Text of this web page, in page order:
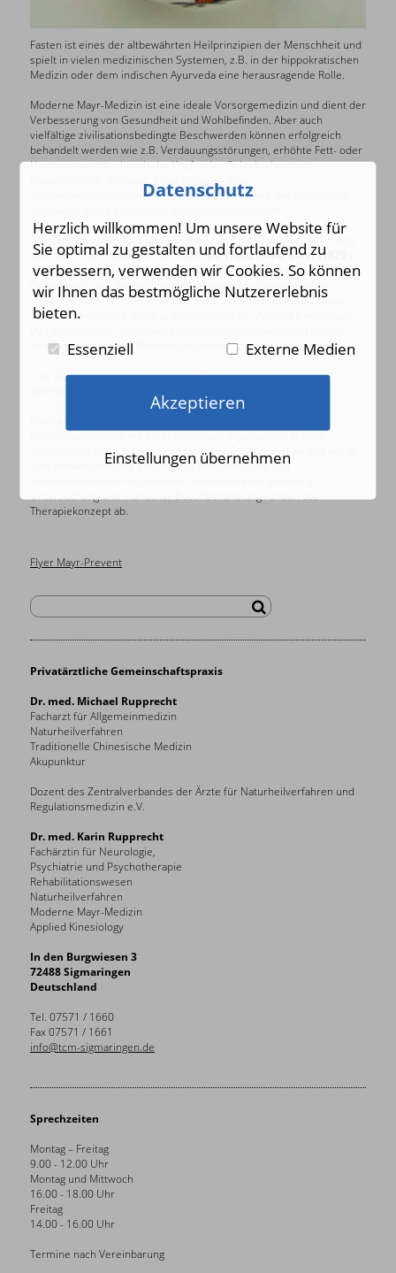
Fasten ist eines der altbewährten Heilprinzipien der Menschheit und
spielt in vielen medizinischen Systemen, z.B. in der hippokratischen
Medizin oder dem indischen Ayurveda eine herausragende Rolle.
Moderne Mayr-Medizin ist eine ideale Vorsorgemedizin und dient der
Verbesserung von Gesundheit und Wohlbefinden. Aber auch
vielfältige zivilisationsbedingte Beschwerden können erfolgreich
behandelt werden wie z.B. Verdauungsstörungen, erhöhte Fett- oder
Harnsäurewerte, chronische Kopf- oder Gelenkschmerzen,
Verstimmungszustände. Eine Mayr-Therapie dient der Gesundung,
Semmeln“. Der österreichische ArztDr. Franz Xaver Mayr (1875 –
1965)entwickelte eine sehr differenzierte „Diagnostik der
Gesundheit“, mit deren Hilfe auch Vorstadien von Krankheiten
erfasst werden können. Ergänzend werden Laboruntersuchungen
sowie diagnostische Abklärungen mit Hilfe der Applied Kinesiology
werden vor der Mayr-Therapie diagnostiziert und berücksichtigt.
Eine Darmreinigung kann auch von Berufstätigen ambulant
Intensivbehandlung mit einer individuell angepassten ärztlich
verordneten Diät. In dieser Zeit führt der Patient sanft ab und erhält
eine bedarfsgerechte Verordnung von Mineralien und
Therapiekonzept ab.
Flyer Mayr-Prevent
Privatärztliche Gemeinschaftspraxis
Dr. med. Michael Rupprecht
Facharzt für Allgemeinmedizin
Naturheilverfahren
Traditionelle Chinesische Medizin
Akupunktur
Dozent des Zentralverbandes der Ärzte für Naturheilverfahren und
Regulationsmedizin e.V.
Dr. med. Karin Rupprecht
Fachärztin für Neurologie,
Psychiatrie und Psychotherapie
Rehabilitationswesen
Naturheilverfahren
Moderne Mayr-Medizin
Applied Kinesiology
In den Burgwiesen 3
72488 Sigmaringen
Deutschland
Tel. 07571 / 1660
Fax 07571 / 1661
info@tcm-sigmaringen.de
Sprechzeiten
Montag – Freitag
9.00 - 12.00 Uhr
Montag und Mittwoch
16.00 - 18.00 Uhr
Freitag
14.00 - 16.00 Uhr
Termine nach Vereinbarung
Datenschutz
Herzlich willkommen! Um unsere Website für
Sie optimal zu gestalten und fortlaufend zu
verbessern, verwenden wir Cookies. So können
wir Ihnen das bestmögliche Nutzererlebnis
bieten.
Essenziell
Externe Medien
Akzeptieren
Einstellungen übernehmen